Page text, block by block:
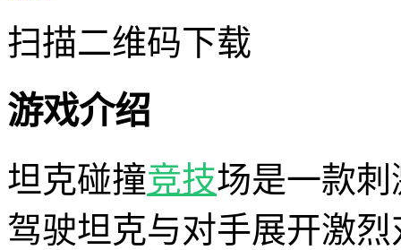
扫描二维码下载
游戏介绍
坦克碰撞竞技场是一款刺
驾驶坦克与对手展开激